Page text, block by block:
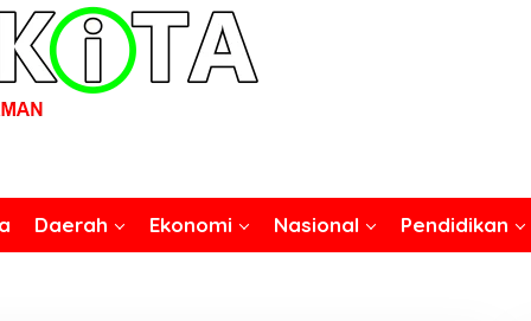
Daerah Ekonomi Nasional Pendidikan